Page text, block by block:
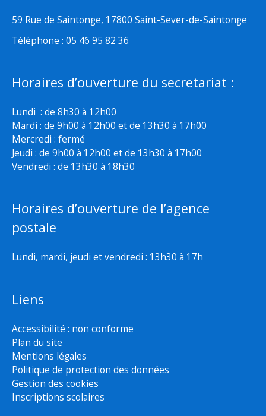
59 Rue de Saintonge, 17800 Saint-Sever-de-Saintonge
Téléphone : 05 46 95 82 36
Horaires d’ouverture du secretariat :
Lundi : de 8h30 à 12h00
Mardi : de 9h00 à 12h00 et de 13h30 à 17h00
Mercredi : fermé
Jeudi : de 9h00 à 12h00 et de 13h30 à 17h00
Vendredi : de 13h30 à 18h30
Horaires d’ouverture de l’agence
postale
Lundi, mardi, jeudi et vendredi : 13h30 à 17h
Liens
Accessibilité : non conforme
Plan du site
Mentions légales
Politique de protection des données
Gestion des cookies
Inscriptions scolaires